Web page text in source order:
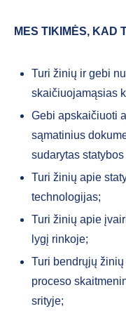
MES TIKIMĖS, KAD
Turi žinių ir gebi
skaičiuojamąsias
Gebi apskaičiuoti
sąmatinius
sudarytas
Turi žinių apie
technologijas;
Turi žinių apie
lygį rinkoje;
Turi bendrųjų
proceso
srityje;